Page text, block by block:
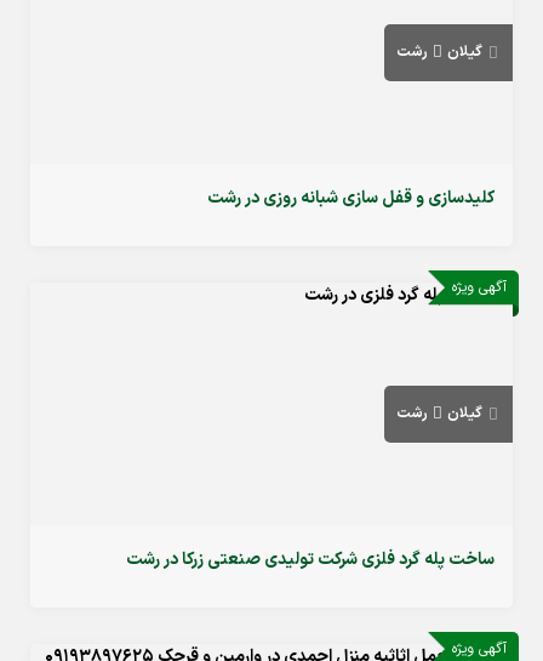
گیلان رشت
کلیدسازی و قفل سازی شبانه روزی در رشت
آگهی ویژه
گیلان رشت
ساخت پله گرد فلزی شرکت تولیدی صنعتی زرکا در رشت
آگهی ویژه